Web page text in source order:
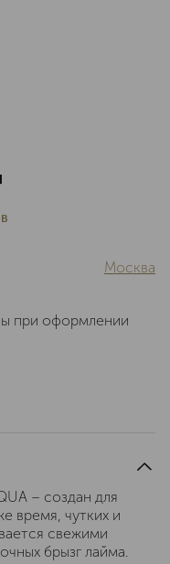
Москва
при оформлении
– создан для
время, чутких и
свежими
брызг лайма.